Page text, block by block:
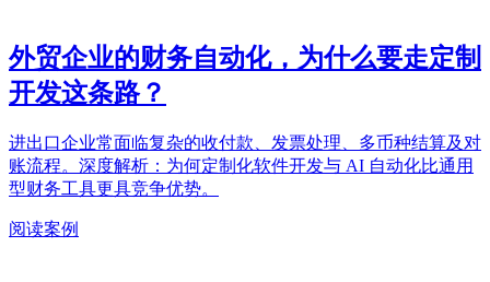
外贸企业的财务自动化，为什么要走定制
开发这条路？
进出口企业常面临复杂的收付款、发票处理、多币种结算及对
账流程。深度解析：为何定制化软件开发与 AI 自动化比通用
型财务工具更具竞争优势。
阅读案例